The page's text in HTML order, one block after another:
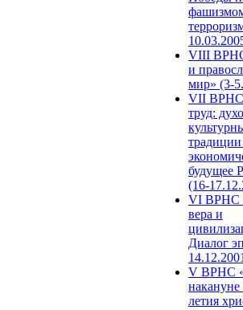
VIII
и
мир» (3-
VII ВРНС
труд:
будущее
(16-
VI ВРНС
вера и
Диалог
V ВРНС
накануне
летия